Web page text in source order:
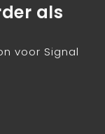
als
voor Signal